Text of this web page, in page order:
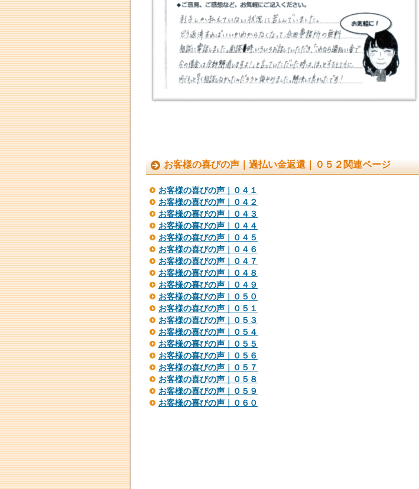
お客様の喜びの声｜過払い金返還｜０５２関連ページ
お客様の喜びの声｜０４１
お客様の喜びの声｜０４２
お客様の喜びの声｜０４３
お客様の喜びの声｜０４４
お客様の喜びの声｜０４５
お客様の喜びの声｜０４６
お客様の喜びの声｜０４７
お客様の喜びの声｜０４８
お客様の喜びの声｜０４９
お客様の喜びの声｜０５０
お客様の喜びの声｜０５１
お客様の喜びの声｜０５３
お客様の喜びの声｜０５４
お客様の喜びの声｜０５５
お客様の喜びの声｜０５６
お客様の喜びの声｜０５７
お客様の喜びの声｜０５８
お客様の喜びの声｜０５９
お客様の喜びの声｜０６０